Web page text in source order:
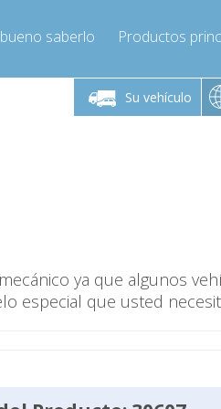
saberlo Productos
Su vehículo
viernes de 9:00 a
16:00
express.es
De lunes a
ya que algunos
especial que usted